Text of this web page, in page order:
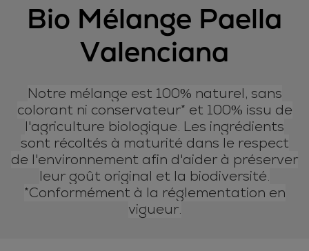
Bio Mélange Paella
Valenciana
Notre mélange est 100% naturel, sans
colorant ni conservateur* et 100% issu de
l'agriculture biologique. Les ingrédients
sont récoltés à maturité dans le respect
de l'environnement afin d'aider à préserver
leur goût original et la biodiversité.
*Conformément à la réglementation en
vigueur.